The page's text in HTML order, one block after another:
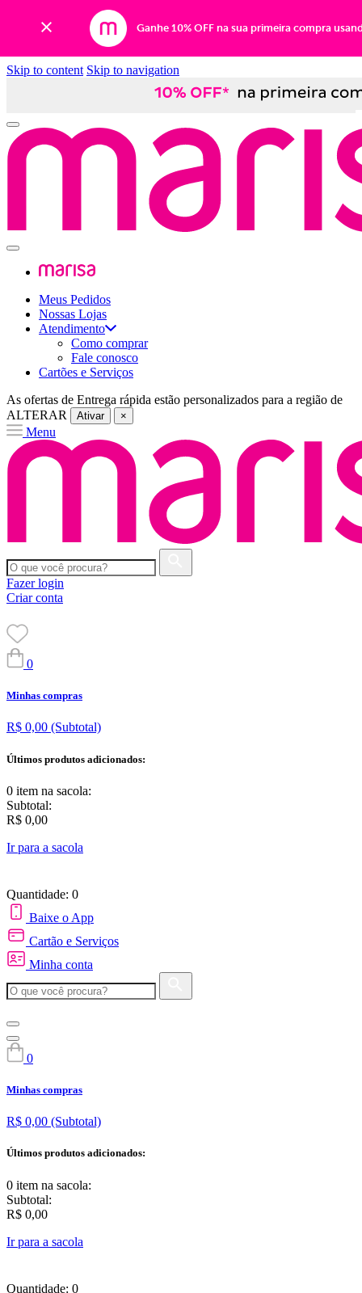
Ganhe 10% OFF na sua primeira compra
Skip to content Skip to navigation
Meus Pedidos
Nossas Lojas
Atendimento
Como comprar
Fale conosco
Cartões e Serviços
As ofertas de Entrega rápida estão personalizados para a região de
ALTERAR
Ativar ×
Menu
Fazer login
Criar conta
0
Minhas compras
R$ 0,00 (Subtotal)
Últimos produtos adicionados:
0 item na sacola:
Subtotal:
R$ 0,00
Ir para a sacola
Quantidade: 0
Baixe o App
Cartão e Serviços
Minha conta
0
Minhas compras
R$ 0,00 (Subtotal)
Últimos produtos adicionados:
0 item na sacola:
Subtotal:
R$ 0,00
Ir para a sacola
Quantidade: 0